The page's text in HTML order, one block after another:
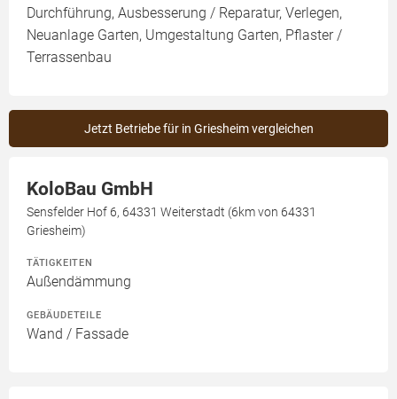
Durchführung, Ausbesserung / Reparatur, Verlegen,
Neuanlage Garten, Umgestaltung Garten, Pflaster /
Terrassenbau
Jetzt Betriebe für in Griesheim vergleichen
KoloBau GmbH
Sensfelder Hof 6, 64331 Weiterstadt (6km von 64331
Griesheim)
TÄTIGKEITEN
Außendämmung
GEBÄUDETEILE
Wand / Fassade